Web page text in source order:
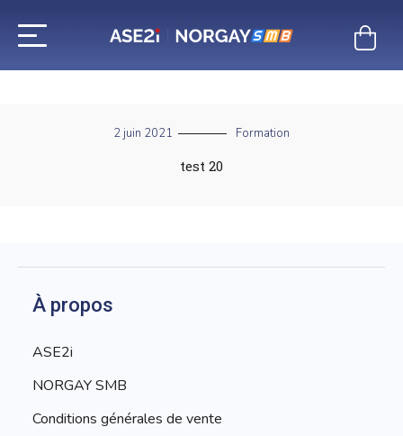
contenu
2 juin 2021 Formation
test 20
À propos
ASE2i
NORGAY SMB
Conditions générales de vente